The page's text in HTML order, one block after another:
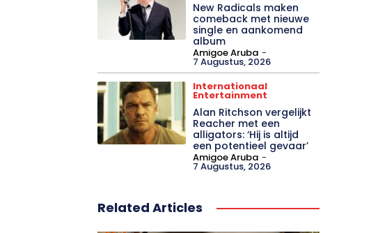
New Radicals maken
comeback met nieuwe
single en aankomend
album
Amigoe Aruba -
7 Augustus, 2026
Internationaal
Entertainment
Alan Ritchson vergelijkt
Reacher met een
alligators: ‘Hij is altijd
een potentieel gevaar’
Amigoe Aruba -
7 Augustus, 2026
Related Articles